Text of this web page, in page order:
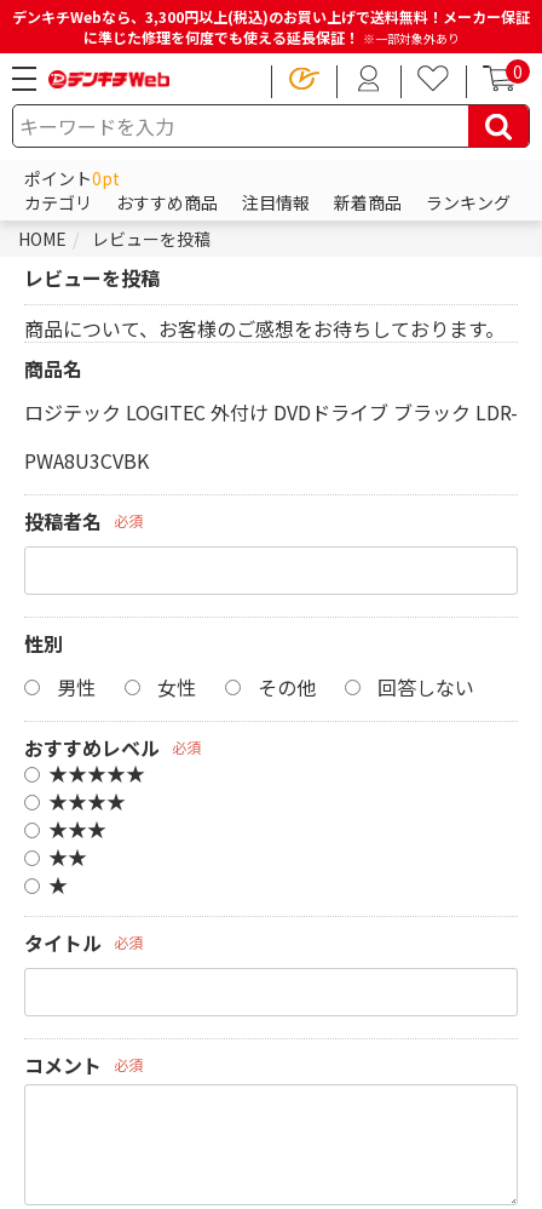
デンキチWebなら、3,300円以上(税込)のお買い上げで送料無料！メーカー保証
に準じた修理を何度でも使える延長保証！ ※一部対象外あり
0
ポイント0pt
カテゴリ
おすすめ商品 注目情報 新着商品
ランキング
HOME
レビューを投稿
レビューを投稿
商品について、お客様のご感想をお待ちしております。
商品名
ロジテック LOGITEC 外付け DVDドライブ ブラック LDR-
PWA8U3CVBK
投稿者名 必須
性別
男性
女性 その他 回答しない
おすすめレベル 必須
★★★★★
★★★★
★★★
★★
★
タイトル
必須
コメント 必須